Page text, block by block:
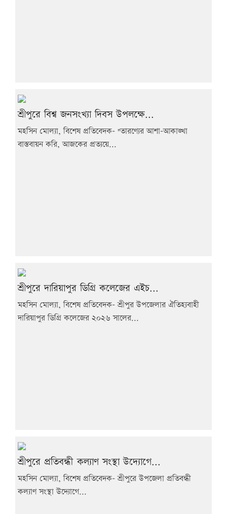
শ্রীপুরে বিশ্ব জনসংখ্যা দিবস উপলক্ষে...
মহসিন মোল্যা, বিশেষ প্রতিবেদক- "তারণ্যের আশা-আকাঙ্খা
বাস্তবায়ন করি, আজকের প্রত্যয়ে...
শ্রীপুরে দারিয়াপুর ডিগ্রি কলেজের এইচ...
মহসিন মোল্যা, বিশেষ প্রতিবেদক- শ্রীপুর উপজেলার ঐতিহ্যবাহী
দারিয়াপুর ডিগ্রি কলেজের ২০২৬ সালের...
শ্রীপুরে প্রতিবন্ধী কল্যাণ সংস্থা উদ্যোগে...
মহসিন মোল্যা, বিশেষ প্রতিবেদক- শ্রীপুরে উপজেলা প্রতিবন্ধী
কল্যাণ সংস্থা উদ্যোগে...